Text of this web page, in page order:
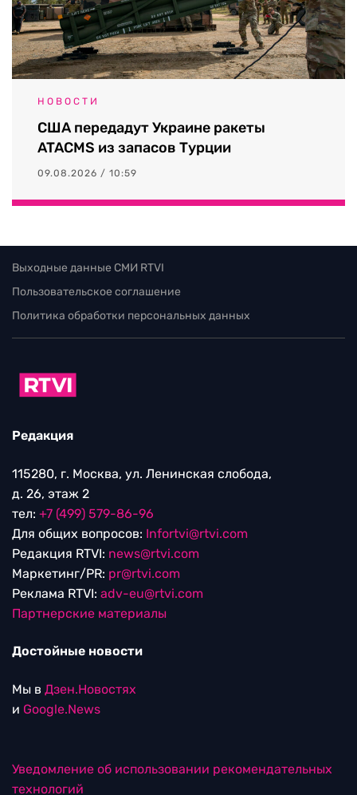
НОВОСТИ
США передадут Украине ракеты
ATACMS из запасов Турции
09.08.2026 / 10:59
Выходные данные СМИ RTVI
Пользовательское соглашение
Политика обработки персональных данных
Редакция
115280, г. Москва, ул. Ленинская слобода,
д. 26, этаж 2
тел: +7 (499) 579-86-96
Для общих вопросов: Infortvi@rtvi.com
Редакция RTVI: news@rtvi.com
Маркетинг/PR: pr@rtvi.com
Реклама RTVI: adv-eu@rtvi.com
Партнерские материалы
Достойные новости
Мы в Дзен.Новостях
и Google.News
Уведомление об использовании рекомендательных
технологий